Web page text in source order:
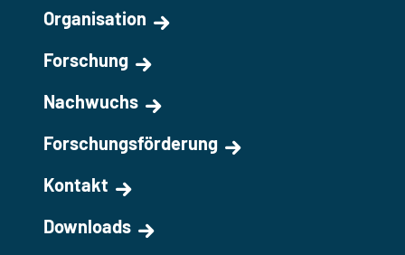
Organisation
Forschung
Nachwuchs
Forschungsförderung
Kontakt
Downloads